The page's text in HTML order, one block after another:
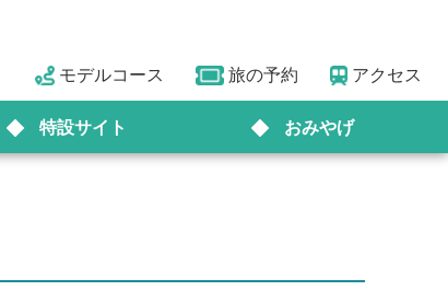
モデルコース 旅の予約 アクセス
特設サイト おみやげ